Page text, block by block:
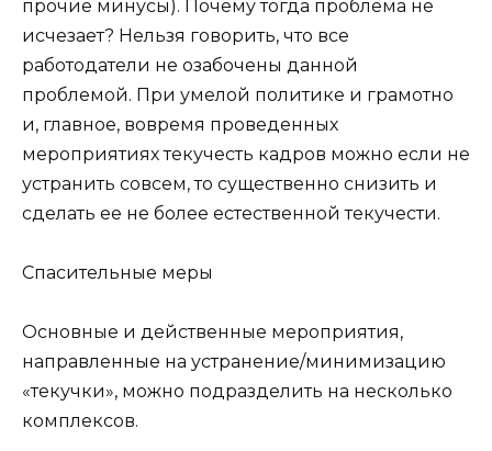
прочие минусы). Почему тогда проблема не
исчезает? Нельзя говорить, что все
работодатели не озабочены данной
проблемой. При умелой политике и грамотно
и, главное, вовремя проведенных
мероприятиях текучесть кадров можно если не
устранить совсем, то существенно снизить и
сделать ее не более естественной текучести.
Спасительные меры
Основные и действенные мероприятия,
направленные на устранение/минимизацию
«текучки», можно подразделить на несколько
комплексов.